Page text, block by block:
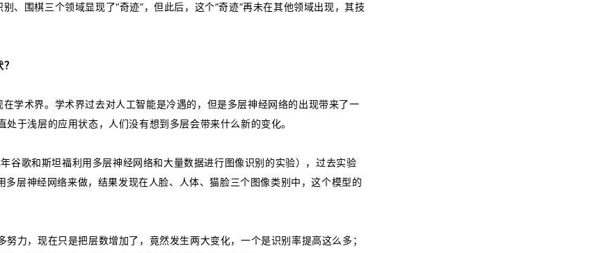
、围棋三个领域显现了“奇迹”，但此后，这个“奇迹”再未在其他领域出现，其技
学术界。学术界过去对人工智能是冷遇的，但是多层神经网络的出现带来了一
于浅层的应用状态，人们没有想到多层会带来什么新的变化。
谷歌和斯坦福利用多层神经网络和大量数据进行图像识别的实验），过去实验
层神经网络来做，结果发现在人脸、人体、猫脸三个图像类别中，这个模型的
力，现在只是把层数增加了，竟然发生两大变化，一个是识别率提高这么多；